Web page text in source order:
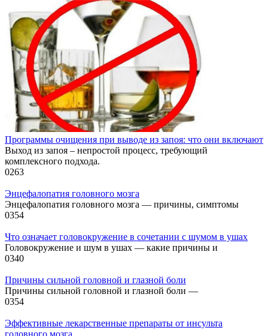
Программы очищения при выводе из запоя: что они включают
Выход из запоя – непростой процесс, требующий
комплексного подхода.
0263
Энцефалопатия головного мозга
Энцефалопатия головного мозга — причины, симптомы
0354
Что означает головокружение в сочетании с шумом в ушах
Головокружение и шум в ушах — какие причины и
0340
Причины сильной головной и глазной боли
Причины сильной головной и глазной боли —
0354
Эффективные лекарственные препараты от инсульта
головного мозга